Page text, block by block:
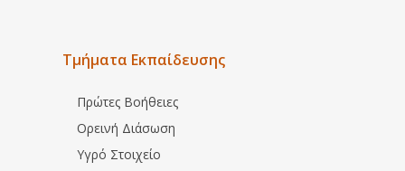
Τμήματα Εκπαίδευσης
Πρώτες Βοήθειες
Ορεινή Διάσωση
Υγρό Στοιχείο